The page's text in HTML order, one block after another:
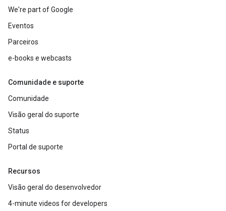
We're part of Google
Eventos
Parceiros
e-books e webcasts
Comunidade e suporte
Comunidade
Visão geral do suporte
Status
Portal de suporte
Recursos
Visão geral do desenvolvedor
4-minute videos for developers